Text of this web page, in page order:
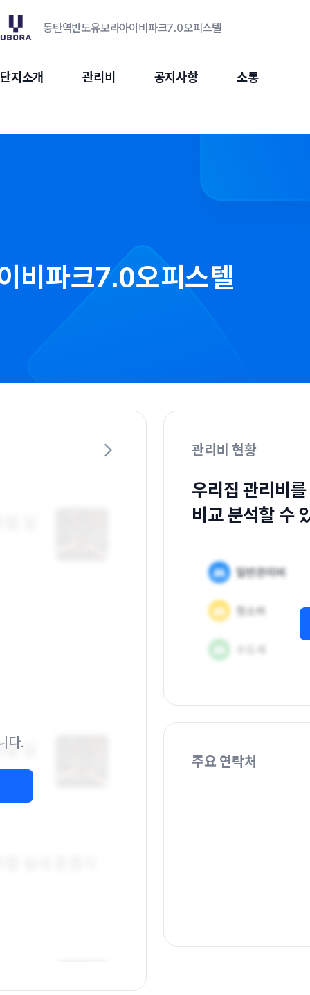
동탄역반도유보라아이비파크7.0오피스텔
단지소개 관리비 공지사항 소통
비파크7.0오피스텔
다.
관리비 현황
우리집 관리비
비교 분석할 수
주요 연락처